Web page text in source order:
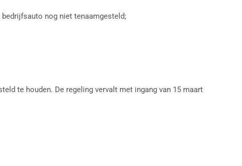
nog niet tenaamgesteld;
te houden. De regeling vervalt met ingang van 15 maart